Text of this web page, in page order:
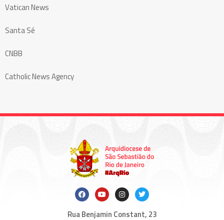
Vatican News
Santa Sé
CNBB
Catholic News Agency
Rua Benjamin Constant, 23